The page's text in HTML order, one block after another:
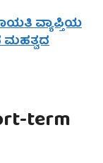
ವ್ಯಾಪ್ತಿಯ
ಮಹತ್ವದ
term